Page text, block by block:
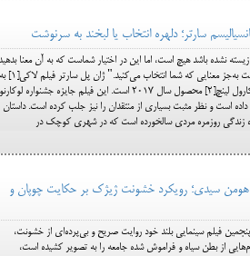
سارتر؛ دلهره انتخاب یا لبخند به سرنوشت
نشده باشد هیچ است، اما این در اختیار شماست که به آن معنا
ارزش چیزی نیست به‌جز معنایی که شما انتخاب می‌کنید." ژان پل سارتر فیلم لاکی[1] به
کارگردانی جان کارول لینچ[2] محصول سال ۲۰۱۷ است. این فیلم جایزه جشنواره
است و نظر مثبت بسیاری از منتقدان را نیز جلب کرده است. داستان
زندگی روزمره مردی سالخورده است که در شهری کوچک در
سیدی؛ رویکرد خشونت ژیژک بر حکایت چوپان و
فیلم سینمایی بلند خود روایت صریح و بی‌پرده‌ای از خشونت،
از بطن سیاه و فراموش شده جامعه را به تصویر کشیده است،